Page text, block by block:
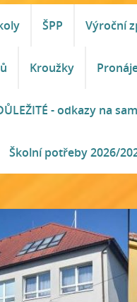
ŠPP Výroční
Kroužky
- odkazy na
Školní potřeby 2026/